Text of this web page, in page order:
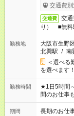
交通費別
交通費
交
り） ■無料
勤務地
大阪市生野
北巽駅 / 南
＜選べ
を選べます！
勤務時間
★1日5時間
間のお仕事
庭の都合で
週最低15時
期間 長期のお仕